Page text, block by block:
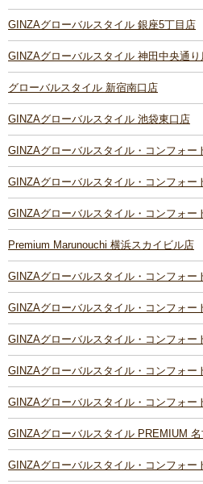
GINZAグローバルスタイル 銀座5丁目店
GINZAグローバルスタイル 神田中央通り
グローバルスタイル 新宿南口店
GINZAグローバルスタイル 池袋東口店
GINZAグローバルスタイル・コンフォー
GINZAグローバルスタイル・コンフォー
GINZAグローバルスタイル・コンフォー
Premium Marunouchi 横浜スカイビル店
GINZAグローバルスタイル・コンフォー
GINZAグローバルスタイル・コンフォー
GINZAグローバルスタイル・コンフォー
GINZAグローバルスタイル・コンフォー
GINZAグローバルスタイル・コンフォー
GINZAグローバルスタイル PREMIUM
GINZAグローバルスタイル・コンフォー